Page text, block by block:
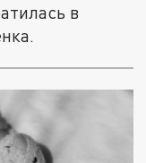
в